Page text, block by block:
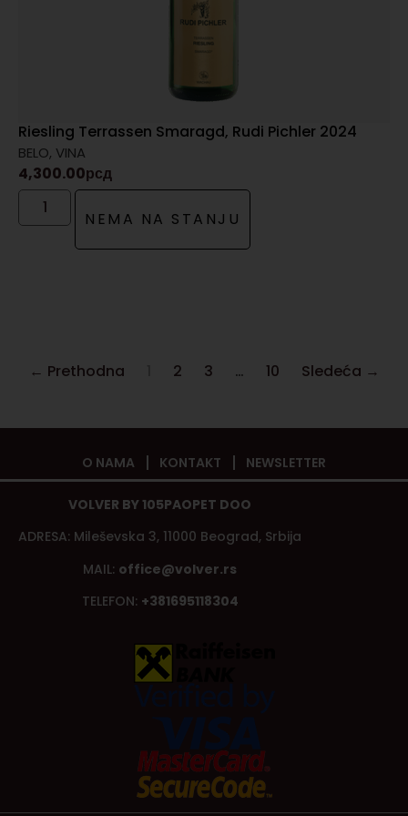
Riesling Terrassen Smaragd, Rudi Pichler 2024
BELO, VINA
4,300.00рсд
NEMA NA STANJU
← Prethodna 2 3 … 10 Sledeća →
O NAMA KONTAKT NEWSLETTER
VOLVER BY 105PAOPET DOO
ADRESA: Mileševska 3, 11000 Beograd, Srbija
MAIL: office@volver.rs
TELEFON: +381695118304